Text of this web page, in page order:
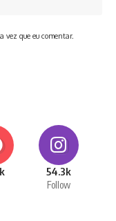
vez que eu comentar.
54.3k
Follow